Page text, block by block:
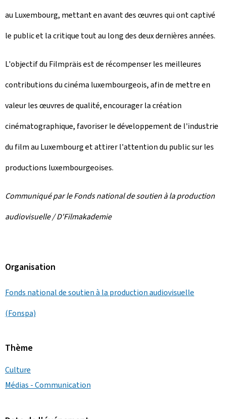
au Luxembourg, mettant en avant des œuvres qui ont captivé
le public et la critique tout au long des deux dernières années.
L'objectif du Filmpräis est de récompenser les meilleures
contributions du cinéma luxembourgeois, afin de mettre en
valeur les œuvres de qualité, encourager la création
cinématographique, favoriser le développement de l'industrie
du film au Luxembourg et attirer l'attention du public sur les
productions luxembourgeoises.
Communiqué par le Fonds national de soutien à la production
audiovisuelle / D'Filmakademie
Organisation
Fonds national de soutien à la production audiovisuelle
(Fonspa)
Thème
Culture
Médias - Communication